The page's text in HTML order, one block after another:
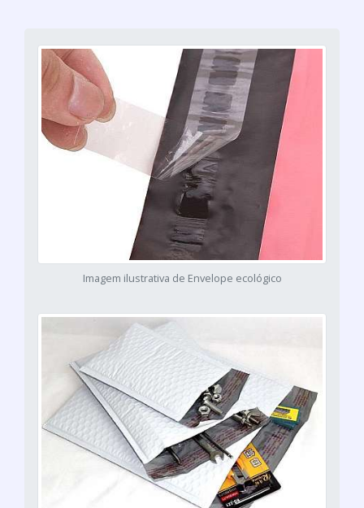
Imagem ilustrativa de Envelope ecológico